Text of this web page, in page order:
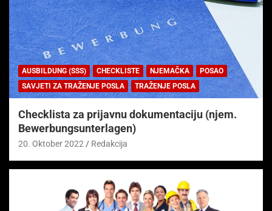
AUSBILDUNG (SSS) CHECKLISTE NJEMAČKA
POSAO
SAVJETI ZA TRAŽENJE POSLA
TRAŽENJE POSLA
Checklista za prijavnu dokumentaciju (njem.
Bewerbungsunterlagen)
20. Oktober 2022 Redakcija